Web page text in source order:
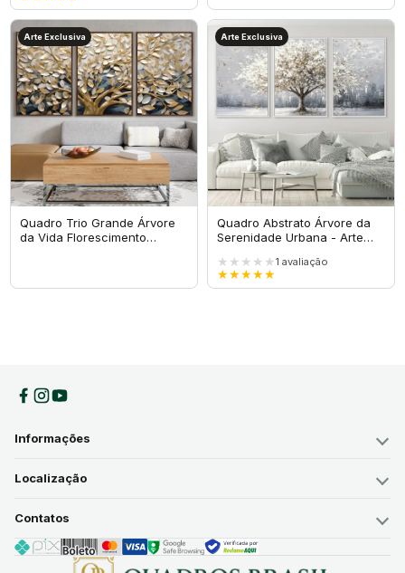
Arte Exclusiva
Quadro Trio Grande Árvore
da Vida Florescimento
Arte Exclusiva
Quadro Abstrato Árvore da
Serenidade Urbana - Arte
★★★★★
★★★★★
1 avaliação
Informações
Localização
Contatos